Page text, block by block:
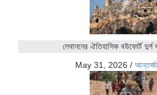
লেবাননের ঐতিহাসিক বউফোর্ট
May 31, 2026 /